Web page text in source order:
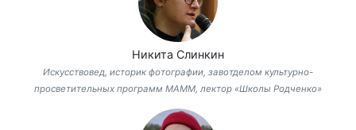
Никита Слинкин
Искусствовед, историк фотографии, завотделом культурно-
просветительных программ МАММ, лектор «Школы Родченко»